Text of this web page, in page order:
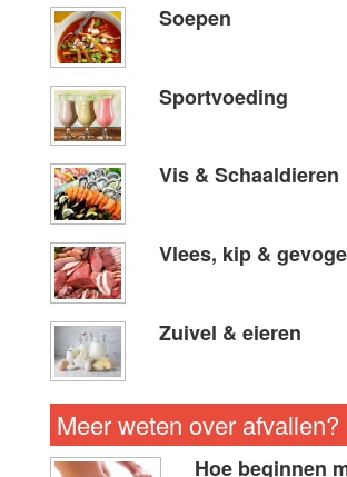
Soepen
Sportvoeding
Vis & Schaaldieren
Vlees, kip &
Zuivel & eieren
Meer weten over afvallen?
Hoe beginnen